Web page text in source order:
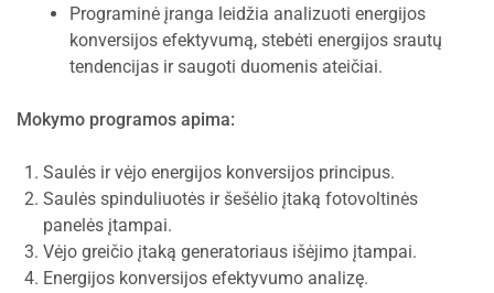
Programinė įranga leidžia analizuoti energijos
konversijos efektyvumą, stebėti energijos srautų
tendencijas ir saugoti duomenis ateičiai.
Mokymo programos apima:
Saulės ir vėjo energijos konversijos principus.
Saulės spinduliuotės ir šešėlio įtaką fotovoltinės
panelės įtampai.
Vėjo greičio įtaką generatoriaus išėjimo įtampai.
Energijos konversijos efektyvumo analizę.